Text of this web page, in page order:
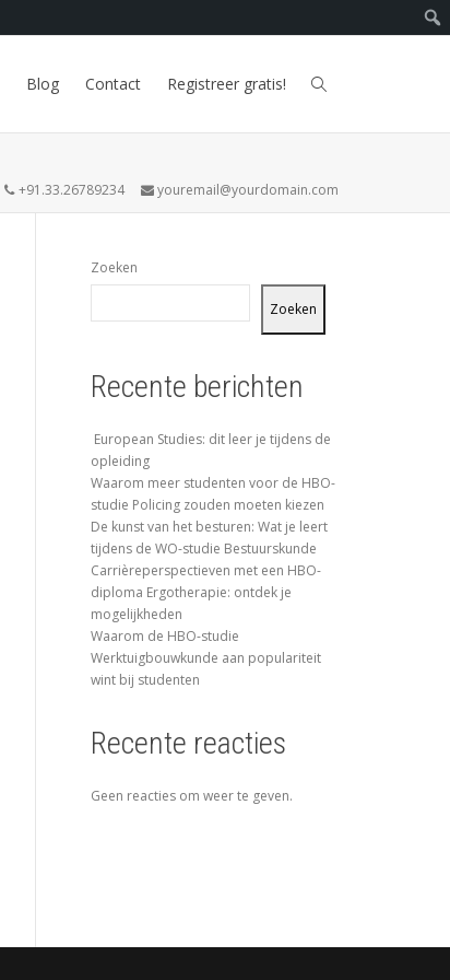
Blog Contact Registreer gratis!
+91.33.26789234 youremail@yourdomain.com
Zoeken
Zoeken
Recente berichten
European Studies: dit leer je tijdens de
opleiding
Waarom meer studenten voor de HBO-
studie Policing zouden moeten kiezen
De kunst van het besturen: Wat je leert
tijdens de WO-studie Bestuurskunde
Carrièreperspectieven met een HBO-
diploma Ergotherapie: ontdek je
mogelijkheden
Waarom de HBO-studie
Werktuigbouwkunde aan populariteit
wint bij studenten
Recente reacties
Geen reacties om weer te geven.